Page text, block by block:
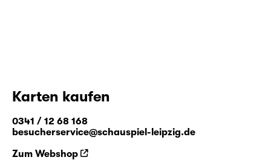
Karten kaufen
0341 / 12 68 168
besucherservice@schauspiel-leipzig.de
Zum Webshop